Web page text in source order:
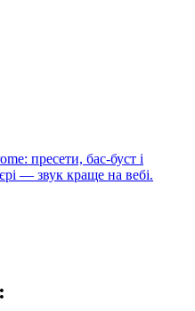
пресети, бас-буст і
— звук краще на вебі.